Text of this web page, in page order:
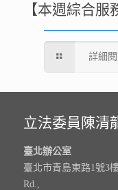
【本週綜合服
詳細
立法委員陳清
臺北辦公室
臺北市青島東路1號3
Rd.,